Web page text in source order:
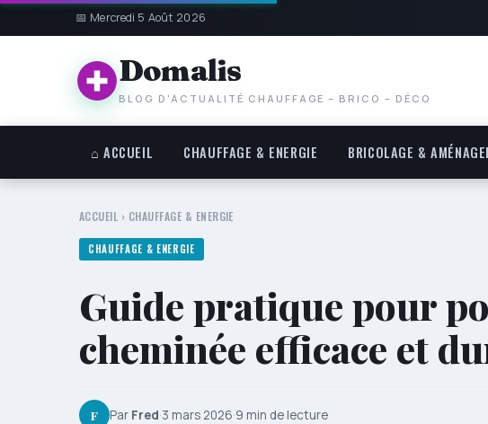
📅 Mercredi 5 Août 2026
Domalis
BLOG D'ACTUALITÉ CHAUFFAGE – BRICO – DÉCO
⌂ ACCUEIL CHAUFFAGE & ENERGIE BRICOLAGE &
ACCUEIL › CHAUFFAGE & ENERGIE
CHAUFFAGE & ENERGIE
Guide pratique pour
cheminée efficace et
F Par Fred·3 mars 2026·9 min de lecture